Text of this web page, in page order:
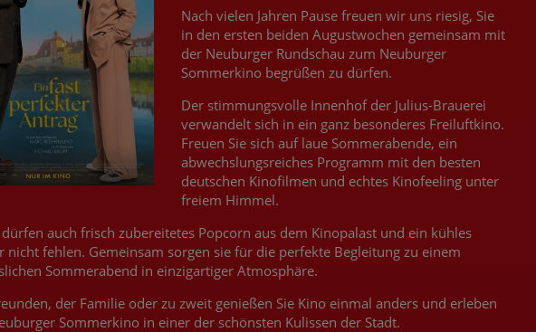
Nach vielen Jahren Pause freuen wir uns riesig, Sie
in den ersten beiden Augustwochen gemeinsam mit
der Neuburger Rundschau zum Neuburger
Sommerkino begrüßen zu dürfen.
Der stimmungsvolle Innenhof der Julius-Brauerei
verwandelt sich in ein ganz besonderes Freiluftkino.
Freuen Sie sich auf laue Sommerabende, ein
abwechslungsreiches Programm mit den besten
deutschen Kinofilmen und echtes Kinofeeling unter
freiem Himmel.
auch frisch zubereitetes Popcorn aus dem Kinopalast und ein kühles
nicht fehlen. Gemeinsam sorgen sie für die perfekte Begleitung zu einem
Sommerabend in einzigartiger Atmosphäre.
der Familie oder zu zweit genießen Sie Kino einmal anders und erleben
Sommerkino in einer der schönsten Kulissen der Stadt.